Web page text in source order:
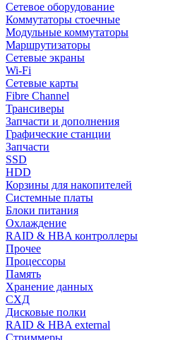
Сетевое оборудование
Коммутаторы стоечные
Модульные коммутаторы
Маршрутизаторы
Сетевые экраны
Wi-Fi
Сетевые карты
Fibre Channel
Трансиверы
Запчасти и дополнения
Графические станции
Запчасти
SSD
HDD
Корзины для накопителей
Системные платы
Блоки питания
Охлаждение
RAID & HBA контроллеры
Прочее
Процессоры
Память
Хранение данных
СХД
Дисковые полки
RAID & HBA external
Стриммеры